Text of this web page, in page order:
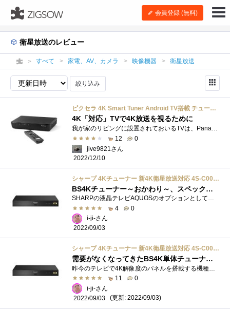
会員登録 (無料)
衛星放送のレビュー
すべて 家電、AV、カメラ 映像機器 衛星放送
絞り込み
ピクセラ 4K Smart Tuner Android TV搭載 チューナー Amazon Echo、Google Home対応 【日本正規代理店品】PIX-SMB400
4K「対応」TVで4K放送を視るために
我が家のリビングに設置されておいるTVは、PanasonicTH-43FX500という、4K表示対応の液晶パネルは搭載しているものの、4K受信に対応するチューナーを�...
12
0
jive9821さん
2022/12/10
シャープ 4Kチューナー 新4K衛星放送対応 4S-C00AS1
BS4Kチューナー～おかわり～、スペックダウンで差額を回収
SHARPの液晶テレビAQUOSのオプションとして販売されているBS4Kチューナーです。すでに1台購入していましたが、ほぼ同時期にもう1台買いました。1台...
4
0
i-ji-さん
2022/09/03
シャープ 4Kチューナー 新4K衛星放送対応 4S-C00AS1
需要がなくなってきたBS4K単体チューナー、別のチューナーのリモコンを買う代わりに購入
11
0
i-ji-さん
2022/09/03
(更新: 2022/09/03)